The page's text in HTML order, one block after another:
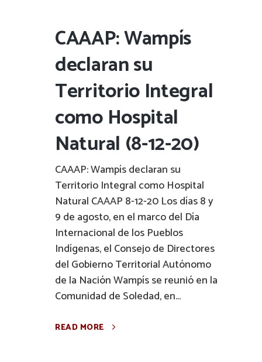
CAAAP: Wampís
declaran su
Territorio Integral
como Hospital
Natural (8-12-20)
CAAAP: Wampís declaran su
Territorio Integral como Hospital
Natural CAAAP 8-12-20 Los días 8 y
9 de agosto, en el marco del Día
Internacional de los Pueblos
Indígenas, el Consejo de Directores
del Gobierno Territorial Autónomo
de la Nación Wampís se reunió en la
Comunidad de Soledad, en...
READ MORE